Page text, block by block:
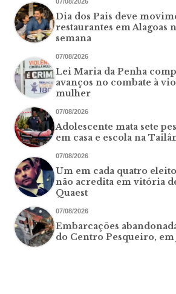
Dia dos Pais deve
restaurantes em Alagoas
semana
07/08/2026
Lei Maria da Penha
avanços no combate à
mulher
07/08/2026
Adolescente mata sete
em casa e escola na
07/08/2026
Um em cada quatro
não acredita em vitória
Quaest
07/08/2026
Embarcações
do Centro Pesqueiro, em